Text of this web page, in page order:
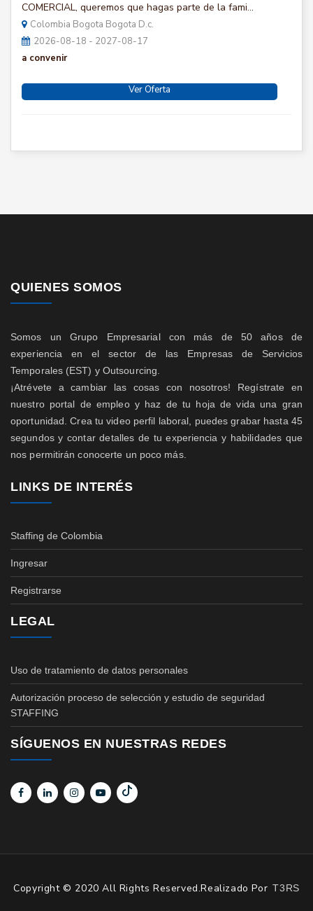
COMERCIAL, queremos que hagas parte de la fami...
Colombia Bogota Bogota D.c.
2026-08-18 - 2027-08-17
a convenir
Ver Oferta
QUIENES SOMOS
Somos un Grupo Empresarial con más de 50 años de
experiencia en el sector de las Empresas de Servicios
Temporales (EST) y Outsourcing.
¡Atrévete a cambiar las cosas con nosotros! Regístrate en
nuestro portal de empleo y haz de tu hoja de vida una gran
oportunidad. Crea tu video perfil laboral, puedes grabar hasta 45
segundos y contar detalles de tu experiencia y habilidades que
nos permitirán conocerte un poco más.
LINKS DE INTERÉS
Staffing de Colombia
Ingresar
Registrarse
LEGAL
Uso de tratamiento de datos personales
Autorización proceso de selección y estudio de seguridad
STAFFING
SÍGUENOS EN NUESTRAS REDES
Copyright © 2020 All Rights Reserved.Realizado Por T3RS